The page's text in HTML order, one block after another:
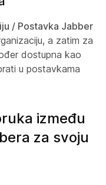
/ Postavka Jabber
a zatim za
dostupna kao
u postavkama
između
za svoju